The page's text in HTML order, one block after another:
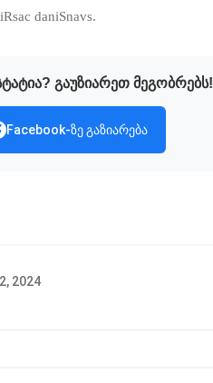
daniSnavs.
გაუზიარეთ მეგობრებს!
Facebook-ზე გაზიარება
2024